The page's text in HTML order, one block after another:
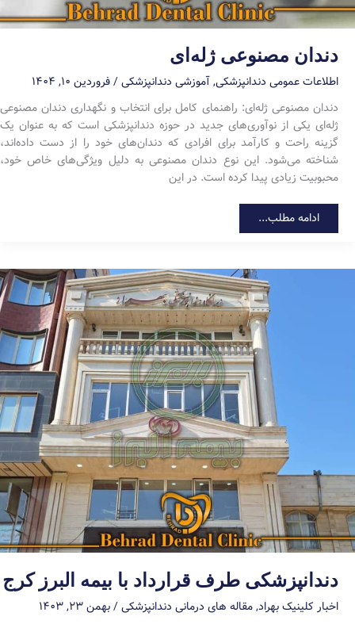
دندان مصنوعی ژله‌ای
اطلاعات عمومی دندانپزشکی,آموزشی دندانپزشکی/فروردین ۱۰, ۱۴۰۴
دندان مصنوعی ژله‌ای: راهنمای کامل برای انتخاب و نگهداری دندان مصنوعی
ژله‌ای یکی از نوآوری‌های جدید در حوزه دندانپزشکی است که به عنوان یک
گزینه راحت و کارآمد برای افرادی که دندان‌های خود را از دست داده‌اند،
شناخته می‌شود. این نوع دندان مصنوعی به دلیل ویژگی‌های خاص خود،
محبوبیت زیادی پیدا کرده است. در این
دندان
ژله‌ای
ادامه مطلب...
دندانپزشکی طرف قرارداد با بیمه البرز کرج
اخبار کلینیک بهراد,مقاله های درمانی دندانپزشکی/بهمن ۲۳, ۱۴۰۳